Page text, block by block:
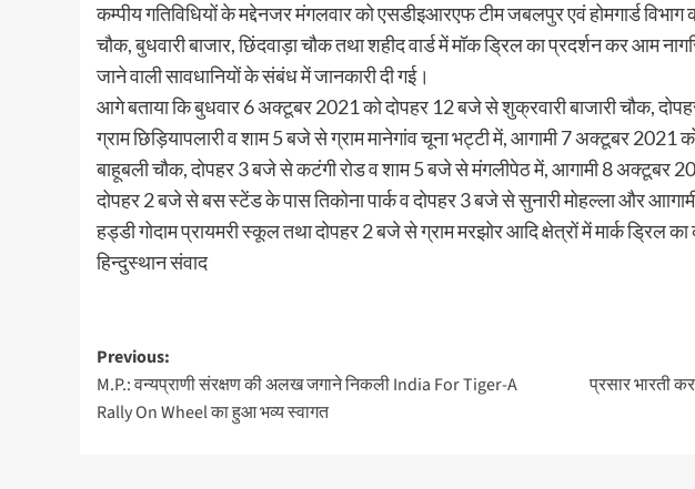
कम्पीय गतिविधियों के मद्देनजर मंगलवार को एसडीइआरएफ टीम जबलपुर एवं होमगार्ड विभाग
चौक, बुधवारी बाजार, छिंदवाड़ा चौक तथा शहीद वार्ड में मॉक ड्रिल का प्रदर्शन कर आम
जाने वाली सावधानियों के संबंध में जानकारी दी गई।
आगे बताया कि बुधवार 6 अक्टूबर 2021 को दोपहर 12 बजे से शुक्रवारी बाजारी चौक,
ग्राम छिड़ियापलारी व शाम 5 बजे से ग्राम मानेगांव चूना भट्टी में, आगामी 7 अक्टूबर
बाहूबली चौक, दोपहर 3 बजे से कटंगी रोड व शाम 5 बजे से मंगलीपेठ में, आगामी 8 अक्टूबर
दोपहर 2 बजे से बस स्टेंड के पास तिकोना पार्क व दोपहर 3 बजे से सुनारी मोहल्ला और
हड्डी गोदाम प्रायमरी स्कूल तथा दोपहर 2 बजे से ग्राम मरझोर आदि क्षेत्रों में मार्क ड्रिल
हिन्दुस्थान संवाद
Post
navigation
Previous:
M.P.: वन्यप्राणी संरक्षण की अलख जगाने निकली India For Tiger-A
Rally On Wheel का हुआ भव्य स्वागत
प्रसार भारती